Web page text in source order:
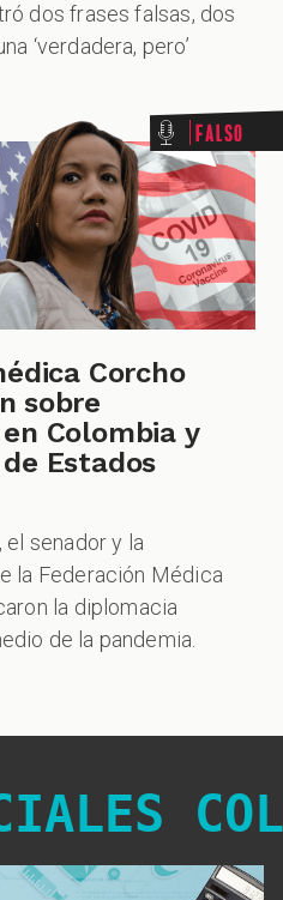
dos frases falsas, dos
‘verdadera, pero’
Falso
Corcho
sobre
Colombia y
Estados
el senador y la
la Federación Médica
la diplomacia
de la pandemia.